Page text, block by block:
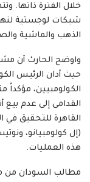
خلال الفترة ذاتها.
شبكات لوجستية لنهب
الذهب والماشية
واوضح الحارث أن
حيث أدان الرئيس
القدامى إلى عدم
القاهرة للتحقيق في
(إل كولومبيانو،
هذه العمليات.
مطالب السودان من